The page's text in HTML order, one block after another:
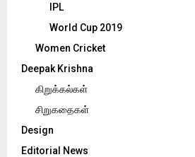
IPL
World Cup 2019
Women Cricket
Deepak Krishna
கிறுக்கல்கள்
சிறுகதைகள்
Design
Editorial News